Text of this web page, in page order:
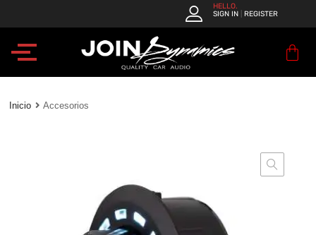
Dynamics
Quality
Car
HELLO.
SIGN IN
REGISTER
Inicio Accesorios